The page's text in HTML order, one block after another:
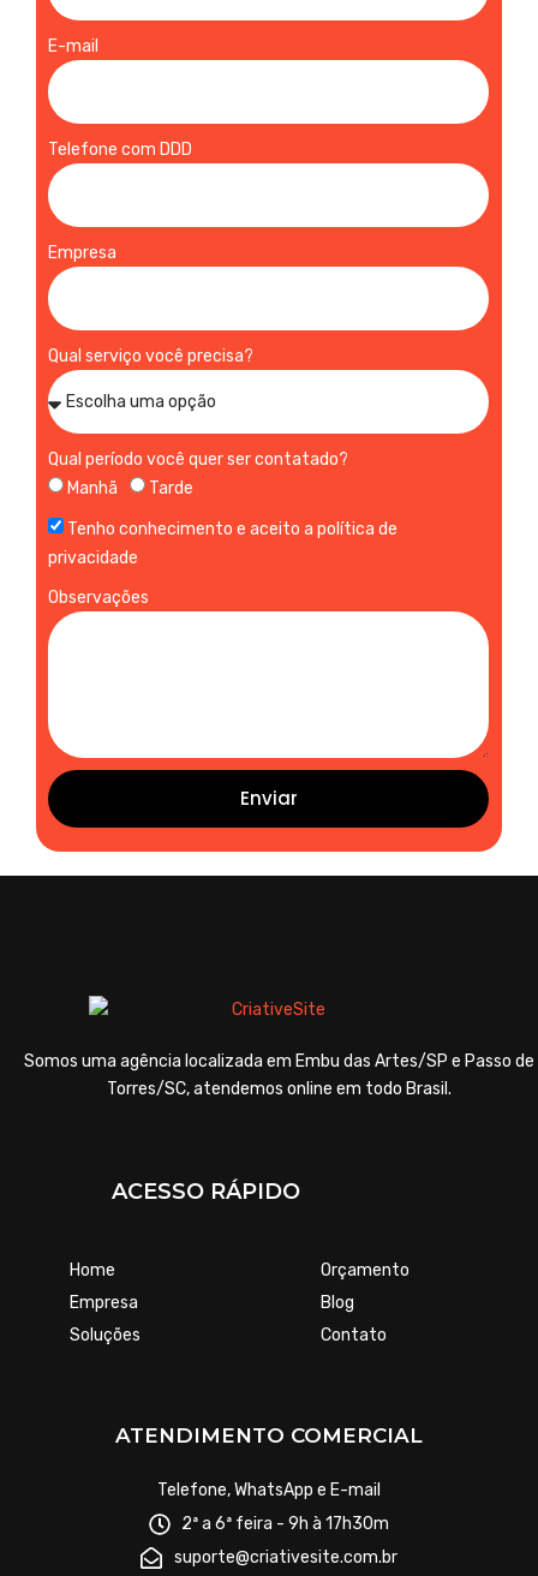
E-mail
Telefone com DDD
Empresa
Qual serviço você precisa?
Qual período você quer ser contatado?
Manhã
Tarde
Tenho conhecimento e aceito a política de
privacidade
Observações
Enviar
Somos uma agência localizada em Embu das Artes/SP e Passo de
Torres/SC, atendemos online em todo Brasil.
ACESSO RÁPIDO
Home
Empresa
Soluções
Orçamento
Blog
Contato
ATENDIMENTO COMERCIAL
Telefone, WhatsApp e E-mail
2ª a 6ª feira - 9h à 17h30m
suporte@criativesite.com.br